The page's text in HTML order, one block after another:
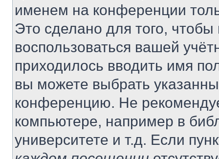
именем на конференции
Это сделано для того, чтобы
воспользоваться вашей
приходилось вводить имя
вы можете выбрать
конференцию. Не
компьютере, например в
университете и т.д. Если